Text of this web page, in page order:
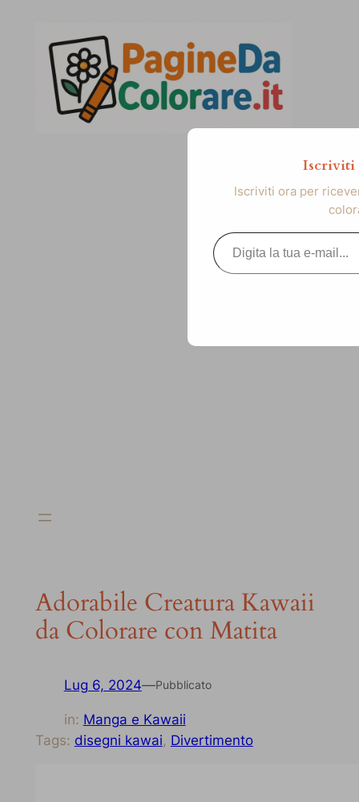
contenuto
Adorabile Creatura Kawaii
da Colorare con Matita
Lug 6, 2024—Pubblicato
in: Manga e Kawaii
Tags: disegni kawai, Divertimento
Iscriviti
Iscriviti ora per
Digita la tua e-mail...